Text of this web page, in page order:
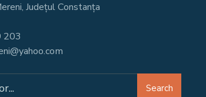
Județul Constanța
203
Search